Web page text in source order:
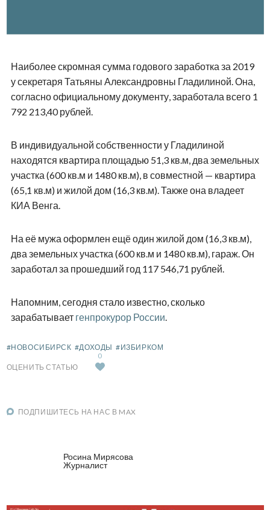
Наиболее скромная сумма годового заработка за 2019
у секретаря Татьяны Александровны Гладилиной. Она,
согласно официальному документу, заработала всего 1
792 213,40 рублей.
В индивидуальной собственности у Гладилиной
находятся квартира площадью 51,3 кв.м, два земельных
участка (600 кв.м и 1480 кв.м), в совместной — квартира
(65,1 кв.м) и жилой дом (16,3 кв.м). Также она владеет
КИА Венга.
На её мужа оформлен ещё один жилой дом (16,3 кв.м),
два земельных участка (600 кв.м и 1480 кв.м), гараж. Он
заработал за прошедший год 117 546,71 рублей.
Напомним, сегодня стало известно, сколько
зарабатывает генпрокурор России
#НОВОСИБИРСК #ДОХОДЫ #ИЗБИРКОМ
ОЦЕНИТЬ СТАТЬЮ
0
ПОДПИШИТЕСЬ НА НАС В MAX
Росина Мирясова
Журналист